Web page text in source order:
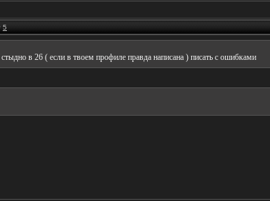
5
в 26 ( если в твоем профиле правда написана ) писать с ошибками